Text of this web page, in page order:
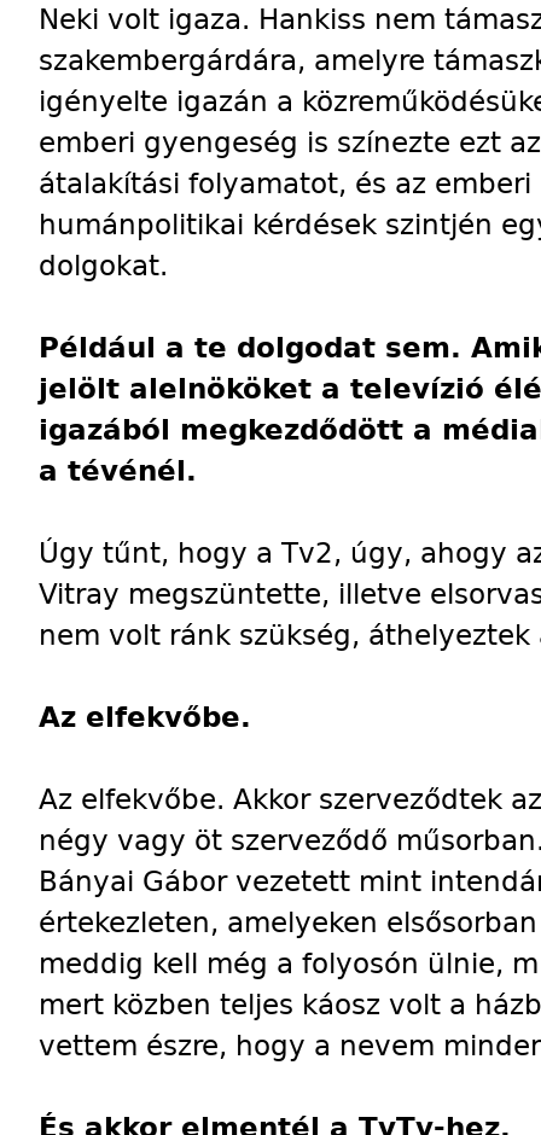
Neki volt igaza. Hankiss nem
szakembergárdára, amelyre
igényelte igazán a
emberi gyengeség is színezte ezt
átalakítási folyamatot, és az
humánpolitikai kérdések szintjén
dolgokat.
Például a te dolgodat sem.
jelölt alelnököket a televízió
igazából megkezdődött a
a tévénél.
Úgy tűnt, hogy a Tv2, úgy, ahogy
Vitray megszüntette, illetve
nem volt ránk szükség,
Az elfekvőbe.
Az elfekvőbe. Akkor szerveződtek
négy vagy öt szerveződő
Bányai Gábor vezetett mint
értekezleten, amelyeken
meddig kell még a folyosón ülnie,
mert közben teljes káosz volt a
vettem észre, hogy a nevem
És akkor elmentél a TvTv-hez.